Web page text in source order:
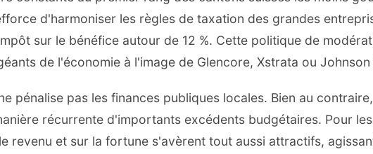
d'harmoniser les règles de taxation des grandes
sur le bénéfice autour de 12 %. Cette politique de
de l'économie à l'image de Glencore, Xstrata ou Johnson
pénalise pas les finances publiques locales. Bien au
récurrente d'importants excédents budgétaires. Pour
revenu et sur la fortune s'avèrent tout aussi attractifs,